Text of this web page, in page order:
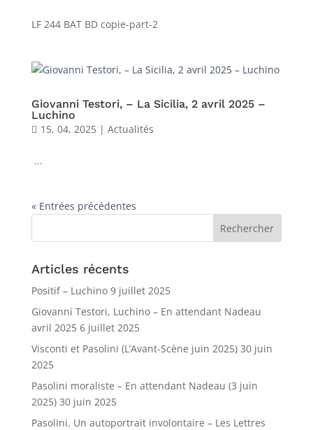
LF 244 BAT BD copie-part-2
Giovanni Testori, – La Sicilia, 2 avril 2025 –
Luchino
15, 04, 2025| Actualités
...
« Entrées précédentes
Articles récents
Positif – Luchino 9 juillet 2025
Giovanni Testori, Luchino – En attendant Nadeau
avril 2025 6 juillet 2025
Visconti et Pasolini (L’Avant-Scène juin 2025) 30 juin
2025
Pasolini moraliste – En attendant Nadeau (3 juin
2025) 30 juin 2025
Pasolini. Un autoportrait involontaire – Les Lettres